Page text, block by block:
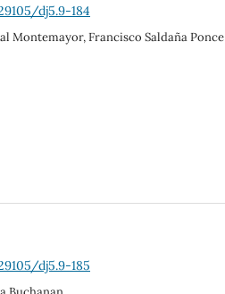
dj5.9-184
Montemayor, Francisco Saldaña Ponce
dj5.9-185